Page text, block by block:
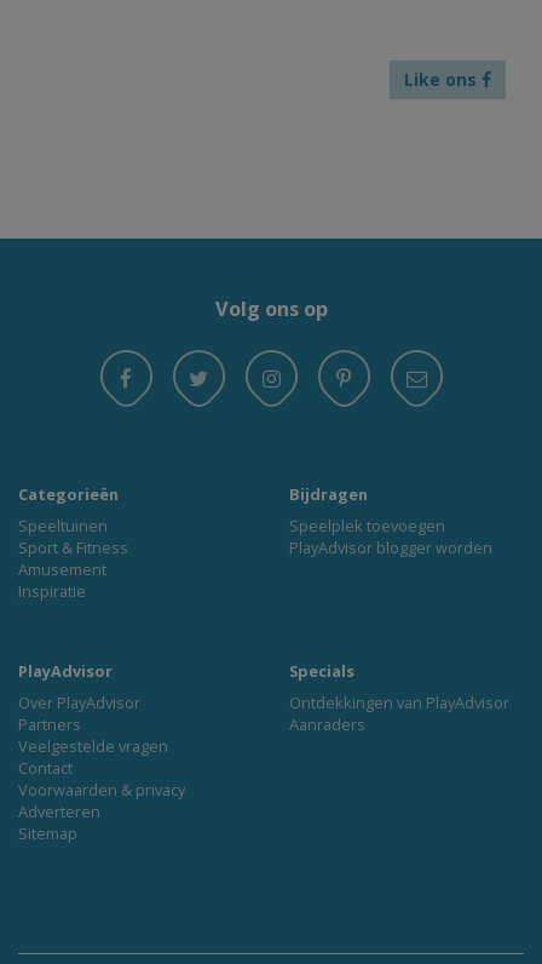
Like ons
Volg ons op
Categorieën
Speeltuinen
Sport & Fitness
Amusement
Inspiratie
Bijdragen
Speelplek toevoegen
PlayAdvisor blogger worden
PlayAdvisor
Over PlayAdvisor
Partners
Veelgestelde vragen
Contact
Voorwaarden & privacy
Adverteren
Sitemap
Specials
Ontdekkingen van PlayAdvisor
Aanraders